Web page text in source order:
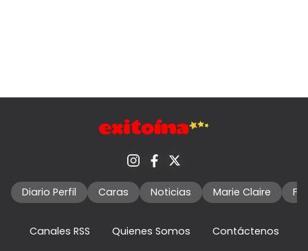
Diario Perfil Caras Noticias Marie Claire
Canales RSS Quienes Somos
Contáctenos